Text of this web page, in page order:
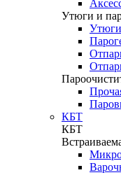
Утюги и
Утюги
КБТ
КБТ